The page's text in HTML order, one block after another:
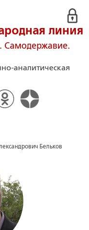
линия
Самодержавие.
аналитическая
Бельков